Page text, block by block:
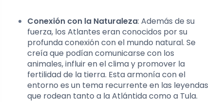
Conexión con la Naturaleza: Además de su
fuerza, los Atlantes eran conocidos por su
profunda conexión con el mundo natural. Se
creía que podían comunicarse con los
animales, influir en el clima y promover la
fertilidad de la tierra. Esta armonía con el
entorno es un tema recurrente en las leyendas
que rodean tanto a la Atlántida como a Tula.